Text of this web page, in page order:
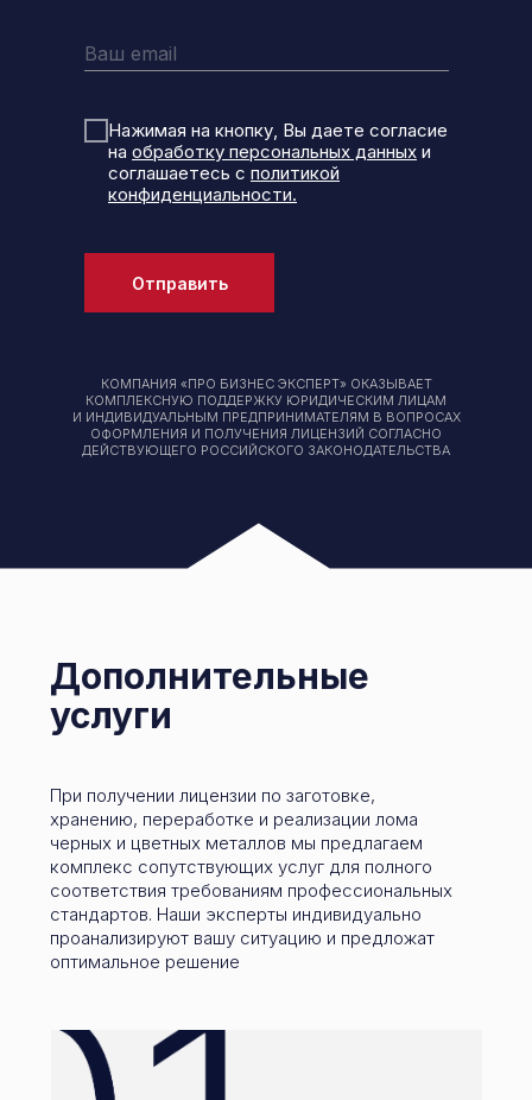
Нажимая на кнопку, Вы даете согласие
на обработку персональных данных и
соглашаетесь с политикой
конфиденциальности.
Отправить
КОМПАНИЯ «ПРО БИЗНЕС ЭКСПЕРТ» ОКАЗЫВАЕТ
КОМПЛЕКСНУЮ ПОДДЕРЖКУ ЮРИДИЧЕСКИМ ЛИЦАМ
И ИНДИВИДУАЛЬНЫМ ПРЕДПРИНИМАТЕЛЯМ В ВОПРОСАХ
ОФОРМЛЕНИЯ И ПОЛУЧЕНИЯ ЛИЦЕНЗИЙ СОГЛАСНО
ДЕЙСТВУЮЩЕГО РОССИЙСКОГО ЗАКОНОДАТЕЛЬСТВА
При получении лицензии по заготовке,
хранению, переработке и реализации лома
черных и цветных металлов мы предлагаем
комплекс сопутствующих услуг для полного
соответствия требованиям профессиональных
стандартов. Наши эксперты индивидуально
проанализируют вашу ситуацию и предложат
оптимальное решение
Дополнительные
услуги